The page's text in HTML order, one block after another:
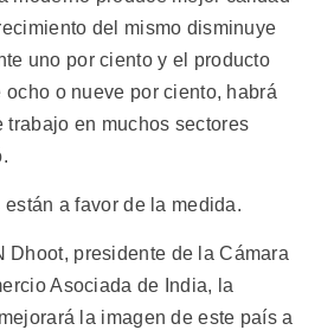
del mismo disminuye
uno por ciento y el producto
ocho o nueve por ciento, habrá
trabajo en muchos sectores
a favor de la medida.
Dhoot, presidente de la Cámara
Asociada de India, la
la imagen de este país a